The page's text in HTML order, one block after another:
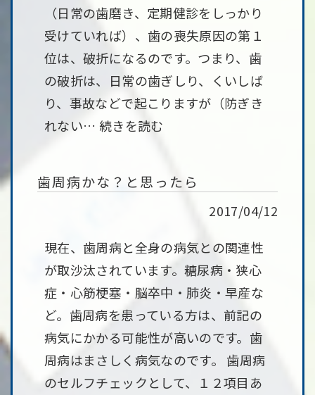
（日常の歯磨き、定期健診をしっかり
受けていれば）、歯の喪失原因の第１
位は、破折になるのです。つまり、歯
の破折は、日常の歯ぎしり、くいしば
り、事故などで起こりますが（防ぎき
れない… 続きを読む
歯周病かな？と思ったら
2017/04/12
現在、歯周病と全身の病気との関連性
が取沙汰されています。糖尿病・狭心
症・心筋梗塞・脳卒中・肺炎・早産な
ど。歯周病を患っている方は、前記の
病気にかかる可能性が高いのです。歯
周病はまさしく病気なのです。 歯周病
のセルフチェックとして、１２項目あ